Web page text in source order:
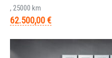
, 25000 km
62.500,00 €